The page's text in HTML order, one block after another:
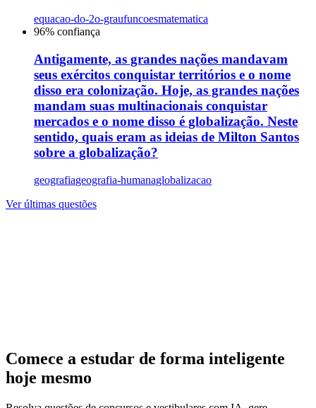
equacao-do-2o-graufuncoesmatematica
96% confiança
Antigamente, as grandes nações mandavam
seus exércitos conquistar territórios e o nome
disso era colonização. Hoje, as grandes nações
mandam suas multinacionais conquistar
mercados e o nome disso é globalização. Neste
sentido, quais eram as ideias de Milton Santos
sobre a globalização?
geografiageografia-humanaglobalizacao
Ver últimas questões
Comece a estudar de forma inteligente
hoje mesmo